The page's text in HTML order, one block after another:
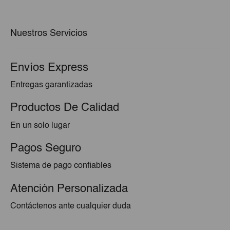
Nuestros Servicios
Envíos Express
Entregas garantizadas
Productos De Calidad
En un solo lugar
Pagos Seguro
Sistema de pago confiables
Atención Personalizada
Contáctenos ante cualquier duda